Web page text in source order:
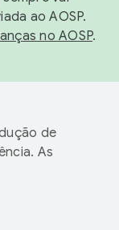
ao AOSP.
no AOSP.
de
As